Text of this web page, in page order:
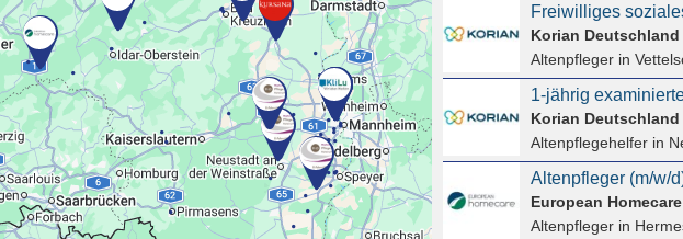
Freiwilliges
Korian Deutschland
Altenpflegerin
1-jährig
Korian Deutschland
Altenpflegehelferin
Altenpfleger (m/w/
European
Altenpflegerin